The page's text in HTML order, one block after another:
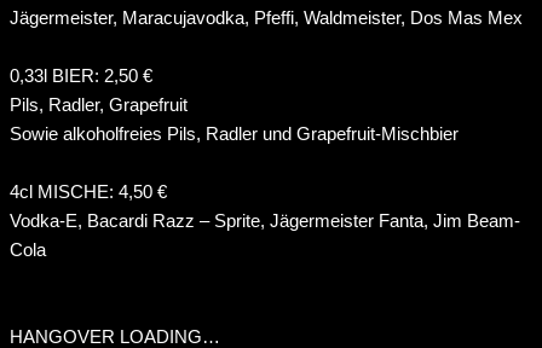
Jägermeister, Maracujavodka, Pfeffi, Waldmeister, Dos Mas Mex
0,33l BIER: 2,50 €
Pils, Radler, Grapefruit
Sowie alkoholfreies Pils, Radler und Grapefruit-Mischbier
4cl MISCHE: 4,50 €
Vodka-E, Bacardi Razz – Sprite, Jägermeister Fanta, Jim Beam-
Cola
HANGOVER LOADING…